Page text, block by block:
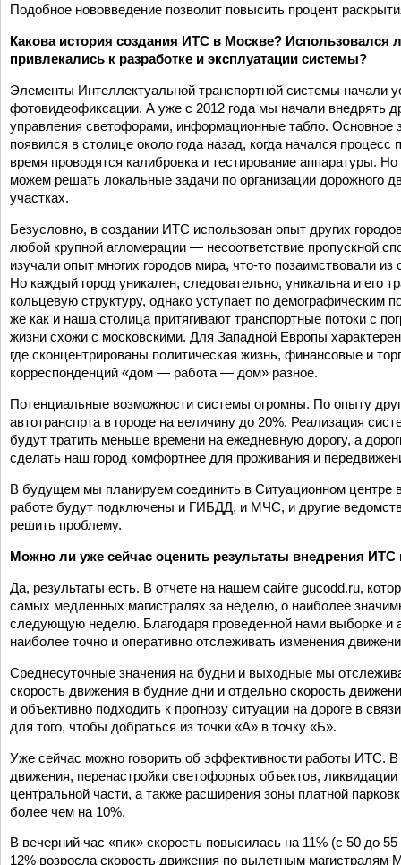
Подобное нововведение позволит повысить процент
Какова история создания ИТС в Москве?
привлекались к разработке и эксплуатации си­стемы?
Элементы Интеллектуальной транспортной системы начали
фотовидеофиксации. А уже с 2012 года мы начали внедрять
управления светофорами, информационные табло.
появился в столице около года назад, когда начался
время проводятся калибровка и тестирование аппаратуры.
можем решать локальные задачи по организации дорожного
участках.
Безусловно, в создании ИТС использован опыт других
любой крупной агломерации — несоответствие пропускной
изучали опыт многих городов мира, что-то позаимствовали
Но каждый город уникален, следовательно, уникальна и
кольцевую структуру, однако уступает по демографическим
же как и наша столица притягивают транспортные потоки с
жизни схожи с московскими. Для Западной Европы
где сконцентрированы политическая жизнь, финансовые и
корреспонденций «дом — работа — дом» разное.
Потенциальные возможности системы огромны. По опыту
автотранспрта в городе на величину до 20%. Реализация
будут тратить меньше времени на ежедневную дорогу, а
сделать наш город комфортнее для проживания и
В будущем мы планируем соединить в Ситуационном центре
работе будут подключены и ГИБДД, и МЧС, и другие
решить проблему.
Можно ли уже сейчас оценить результаты внедрения ИТС
Да, результаты есть. В отчете на нашем сайте gucodd.ru,
самых медленных магистралях за неделю, о наиболее
следующую неделю. Благодаря проведенной нами выборке и
наиболее точно и оперативно отсле­живать изменения
Среднесуточные значения на будни и выходные мы
скорость движения в будние дни и отдельно скорость
и объективно подходить к прогнозу ситуации на дороге в
для того, чтобы добраться из точки «А» в точку «Б».
Уже сейчас можно говорить об эффективности работы ИТС. В
движения, перенастройки светофорных объектов,
центральной части, а также расширения зоны платной
более чем на 10%.
В вечерний час «пик» скорость повысилась на 11% (с 50 до
12% возросла скорость движения по вылетным